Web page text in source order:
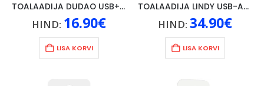
TOALAADIJA DUDAO USB+ 2xUSB-C, 65W
HIND: 16.90€
LISA KORVI
TOALAADIJA LINDY USB-A/USB-C 65W, VALGE
HIND: 34.90€
LISA KORVI